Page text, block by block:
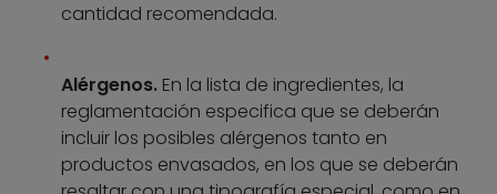
cantidad recomendada.
Alérgenos. En la lista de ingredientes, la
reglamentación especifica que se deberán
incluir los posibles alérgenos tanto en
productos envasados, en los que se deberán